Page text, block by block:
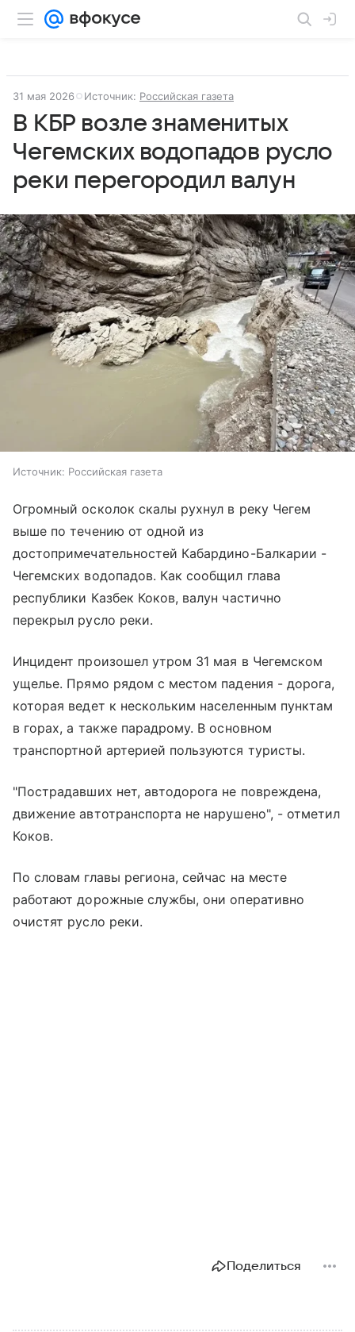
31 мая 2026 Источник: Российская газета
В КБР возле знаменитых
Чегемских водопадов русло
реки перегородил валун
Источник: Российская газета
Огромный осколок скалы рухнул в реку Чегем
выше по течению от одной из
достопримечательностей Кабардино-Балкарии -
Чегемских водопадов. Как сообщил глава
республики Казбек Коков, валун частично
перекрыл русло реки.
Инцидент произошел утром 31 мая в Чегемском
ущелье. Прямо рядом с местом падения - дорога,
которая ведет к нескольким населенным пунктам
в горах, а также парадрому. В основном
транспортной артерией пользуются туристы.
"Пострадавших нет, автодорога не повреждена,
движение автотранспорта не нарушено", - отметил
Коков.
По словам главы региона, сейчас на месте
работают дорожные службы, они оперативно
очистят русло реки.
Поделиться